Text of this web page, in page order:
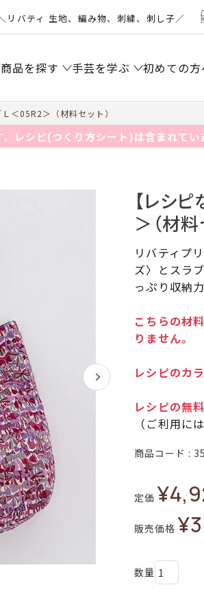
リバティ 生地、編み物、刺繍、刺し子／
商品を探す 手芸を学ぶ 初めての方
＜05R2＞（材料セット）
レシピ(つくり方シート)は含まれてい
【レシ
＞（材料
リバティプ
ズ〉とスラ
っぷり収納
こちらの材
りません。
レシピのカ
レシピの無
（ご利用に
商品コード
定価 ¥
販売価格 ¥